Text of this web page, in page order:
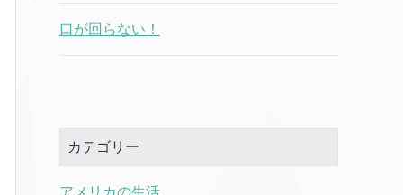
口が回らない！
カテゴリー
アメリカの生活